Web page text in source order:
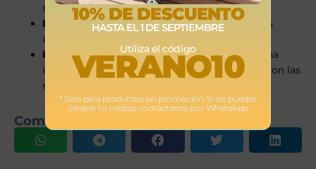
sencilla al vehículo.
Diseño ligero: ideal para mover entre distintos
coches sin esfuerzo.
Homologada según normativa i-Size: para una
instalación universal más segura y conforme con las
regulaciones más recientes.
Comparte este producto
10% DE DESCUENTO
HASTA EL 1 DE SEPTIEMBRE
Utiliza el código
VERANO10
* Solo para productos sin promoción. Si no puedes
canjear tu código contáctanos por WhatsApp